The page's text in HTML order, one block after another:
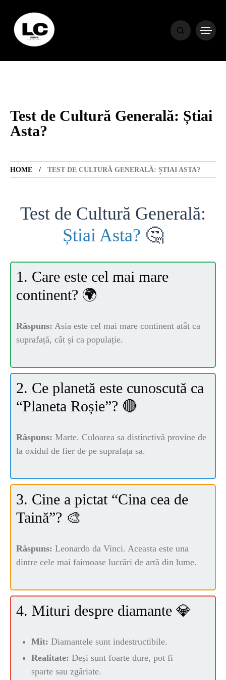
Test de Cultură Generală: Știai
Asta?
HOME TEST DE CULTURĂ GENERALĂ: ȘTIAI ASTA?
Test de Cultură Generală:
Știai Asta? 🤔
1. Care este cel mai mare
continent? 🌍
Răspuns: Asia este cel mai mare continent atât ca
suprafață, cât și ca populație.
2. Ce planetă este cunoscută ca
“Planeta Roșie”? 🔴
Răspuns: Marte. Culoarea sa distinctivă provine de
la oxidul de fier de pe suprafața sa.
3. Cine a pictat “Cina cea de
Taină”? 🎨
Răspuns: Leonardo da Vinci. Aceasta este una
dintre cele mai faimoase lucrări de artă din lume.
4. Mituri despre diamante 💎
Mit: Diamantele sunt indestructibile.
Realitate: Deși sunt foarte dure, pot fi
sparte sau zgâriate.
HOME
HOROSCOP
ENGLISH
CONTENT
TRAVEL
SANATATE
SI
INGRIJIRE
ISTORIE
NATURĂ
STIRI
ȘTIINȚA
ANIMALE
OAMENI
INSTALEAZ
A
APLICATIA
POPULAR